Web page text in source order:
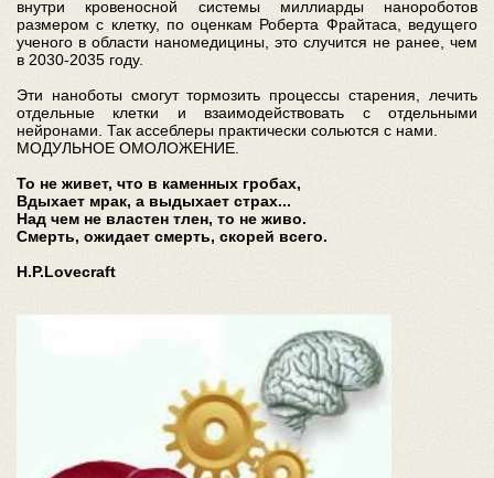
внутри кровеносной системы миллиарды нанороботов
размером с клетку, по оценкам Роберта Фрайтаса, ведущего
ученого в области наномедицины, это случится не ранее, чем
в 2030-2035 году.
Эти наноботы смогут тормозить процессы старения, лечить
отдельные клетки и взаимодействовать с отдельными
нейронами. Так ассеблеры практически сольются с нами.
МОДУЛЬНОЕ ОМОЛОЖЕНИЕ.
То не живет, что в каменных гробах,
Вдыхает мрак, а выдыхает страх...
Над чем не властен тлен, то не живо.
Смерть, ожидает смерть, скорей всего.
Н.Р.Lovecraft